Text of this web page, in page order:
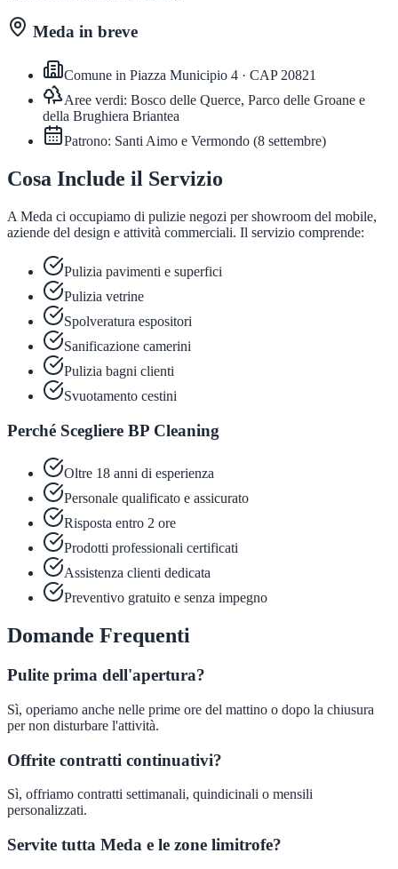
Meda in breve
Comune in Piazza Municipio 4 · CAP 20821
Aree verdi: Bosco delle Querce, Parco delle Groane e
della Brughiera Briantea
Patrono: Santi Aimo e Vermondo (8 settembre)
Cosa Include il Servizio
A Meda ci occupiamo di pulizie negozi per showroom del mobile,
aziende del design e attività commerciali. Il servizio comprende:
Pulizia pavimenti e superfici
Pulizia vetrine
Spolveratura espositori
Sanificazione camerini
Pulizia bagni clienti
Svuotamento cestini
Perché Scegliere BP Cleaning
Oltre 18 anni di esperienza
Personale qualificato e assicurato
Risposta entro 2 ore
Prodotti professionali certificati
Assistenza clienti dedicata
Preventivo gratuito e senza impegno
Domande Frequenti
Pulite prima dell'apertura?
Sì, operiamo anche nelle prime ore del mattino o dopo la chiusura
per non disturbare l'attività.
Offrite contratti continuativi?
Sì, offriamo contratti settimanali, quindicinali o mensili
personalizzati.
Servite tutta Meda e le zone limitrofe?